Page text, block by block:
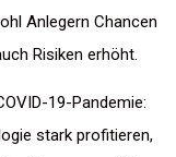
Anlegern Chancen
Risiken erhöht.
19-Pandemie:
stark profitieren,